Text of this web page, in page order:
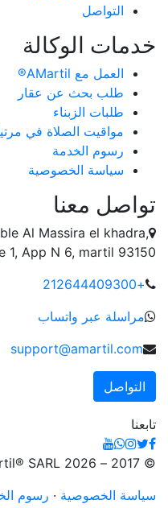
التواصل
خدمات الوكالة
العمل مع AMartil®
طلب بحث عن عقار
طلبات الزبناء
مواقيت الصلاة في
رسوم الخدمة
سياسة الخصوصية
تواصل معنا
Al Massira el khadra,
1, App N 6, martil 93150
+212644409300
مراسلة عبر واتساب
support@amartil.com
التواصل
تابعنا
© 2017 – 2026 AMartil® SARL — جميع الحقوق محفوظة
سياسة الخصوصية · رسوم